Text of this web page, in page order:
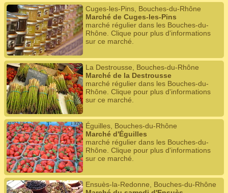
Cuges-les-Pins, Bouches-du-Rhône
Marché de Cuges-les-Pins
marché régulier dans les Bouches-du-
Rhône. Clique pour plus d'informations
sur ce marché.
La Destrousse, Bouches-du-Rhône
Marché de la Destrousse
marché régulier dans les Bouches-du-
Rhône. Clique pour plus d'informations
sur ce marché.
Éguilles, Bouches-du-Rhône
Marché d'Éguilles
marché régulier dans les Bouches-du-
Rhône. Clique pour plus d'informations
sur ce marché.
Ensuès-la-Redonne, Bouches-du-Rhône